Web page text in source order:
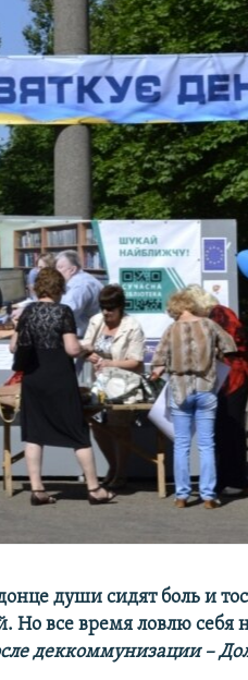
души сидят боль и
Но все время ловлю себя
деккоммунизации –